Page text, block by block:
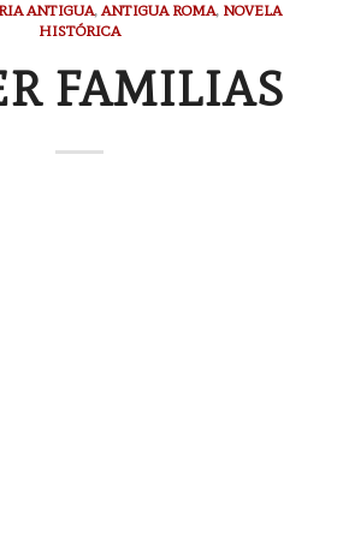
ANTIGUA,ANTIGUA ROMA, NOVELA
HISTÓRICA
FAMILIAS